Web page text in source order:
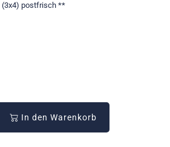
(3x4) postfrisch **
In den Warenkorb